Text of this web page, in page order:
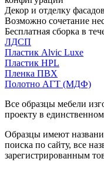
Декор и отделку
Возможно сочетание
Бесплатная сборка в
ЛДСП
Пластик Alvic Luxe
Пластик HPL
Пленка ПВХ
Полотно АГТ (МДФ)
Все образцы мебели
проекту в
Образцы имеют
поиска по сайту, все
зарегистрированным